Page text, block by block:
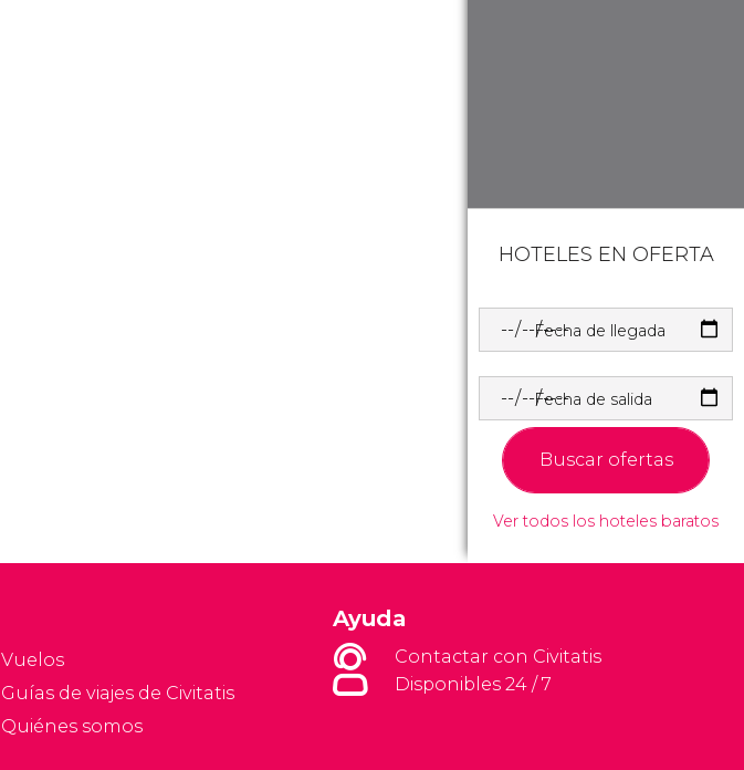
HOTELES EN OFERTA
Fecha de llegada
Fecha de salida
Buscar ofertas
Ver todos los hoteles baratos
Vuelos
Guías de viajes de Civitatis
Quiénes somos
Ayuda
Contactar con Civitatis
Disponibles 24 / 7